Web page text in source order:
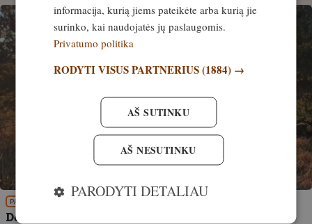
PATIRTIS
Dėmesio! Išplėstos galimybės reguliuoti
informacija, kurią jiems pateikėte arba kurią jie
surinko, kai naudojatės jų paslaugomis.
Privatumo politika
RODYTI VISUS PARTNERIUS(1884) →
AŠ SUTINKU
AŠ NESUTINKU
PARODYTI DETALIAU